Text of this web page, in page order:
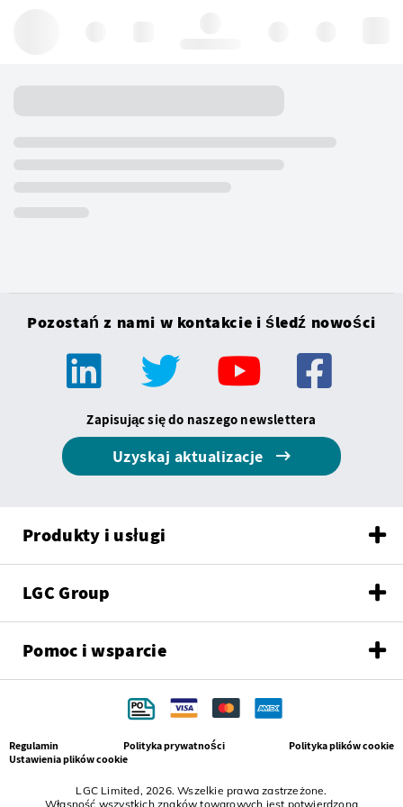
Pozostań z nami w kontakcie i śledź nowości
Zapisując się do naszego newslettera
Uzyskaj aktualizacje
Produkty i usługi
LGC Group
Pomoc i wsparcie
LGC Limited, 2026. Wszelkie prawa zastrzeżone.
Własność wszystkich znaków towarowych jest potwierdzona
Regulamin Polityka prywatności
Polityka plików cookie
Ustawienia plików cookie